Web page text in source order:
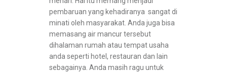
pembaruan yang kehadiranya sangat di
minati oleh masyarakat. Anda juga bisa
memasang air mancur tersebut
dihalaman rumah atau tempat usaha
anda seperti hotel, restauran dan lain
sebagainya. Anda masih ragu untuk